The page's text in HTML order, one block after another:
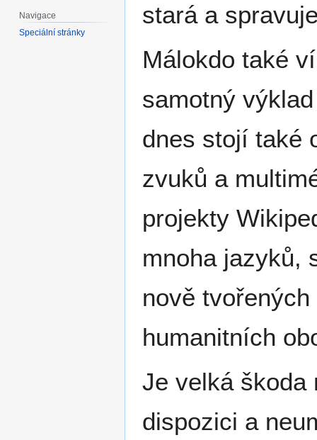
stará a
Málokdo také
samotný
dnes stojí také
zvuků a
projekty
mnoha jazyků,
nově
humanitních
Je velká škoda
dispozici a
Navigace
Speciální stránky